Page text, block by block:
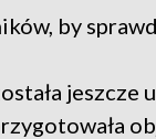
by
jeszcze